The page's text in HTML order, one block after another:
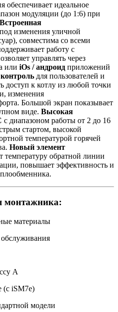
обеспечивает идеальное
модуляции (до 1:6) при
Встроенная
изменения уличной
совместима со всеми
работу с
управлять через
или iOs / андроид приложений
для пользователей и
доступ к котлу из любой точки
изменения
Большой экран показывает
виде. Высокая
с диапазоном работы от 2 до 16
стартом, высокой
температурой горячей
Новый элемент
температуру обратной линии
повышает эффективность и
монтажника:
материалы
обслуживания
А
(с iSM7e)
модели